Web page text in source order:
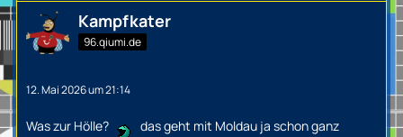
Kampfkater
96.qiumi.de
12. Mai 2026 um 21:14
Was zur Hölle?
das geht mit Moldau ja schon ganz